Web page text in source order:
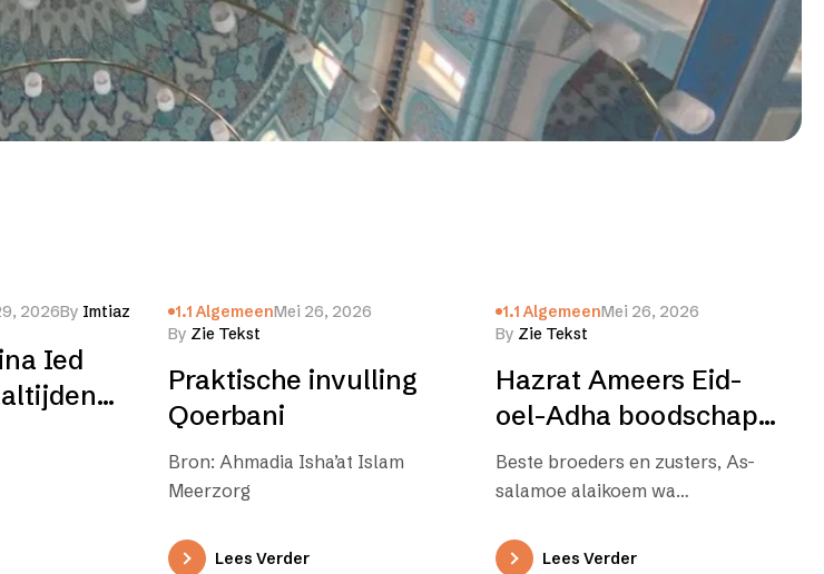
2026By Imtiaz
Ied
1.1 AlgemeenMei 26, 2026
By Zie Tekst
Praktische invulling
Qoerbani
Bron: Ahmadia Isha’at Islam
Meerzorg
Lees Verder
1.1 AlgemeenMei 26, 2026
By Zie Tekst
Hazrat Ameers Eid-
oel-Adha boodschap
(2026)
Beste broeders en zusters, As-
salamoe alaikoem wa
oel-Adha Moebarak! Ik wil graag
Lees Verder